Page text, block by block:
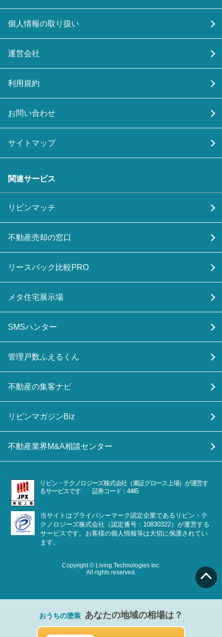
個人情報の取り扱い
運営会社
利用規約
お問い合わせ
サイトマップ
関連サービス
リビンマッチ
不動産売却の窓口
リースバック比較PRO
メタ住宅展示場
SMSハンター
管理戸数ふえるくん
不動産の集客ナビ
リビンマガジンBiz
不動産業界M&A相談センター
リビン・テクノロジーズ株式会社（東証グロース上場）が運営す
るサービスです 証券コード：4445
当サイトはプライバシーマーク認定企業であるリビン・テ
クノロジーズ株式会社（認定番号：10830322）が運営する
サービスです。お客様の個人情報等は大切に保護されてい
ます。
Copyright © Living Technologies Inc.
All rights reserved.
おうちの塗装 あなたの地域の相場は？